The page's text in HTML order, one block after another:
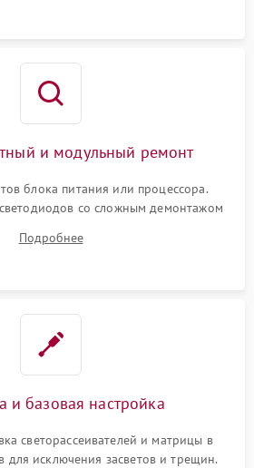
и модульный ремонт
блока питания или процессора.
со сложным демонтажом
поврежденных дорожек,
памяти EEPROM
Подробнее
и базовая настройка
светорассеивателей и матрицы в
для исключения засветов и трещин.